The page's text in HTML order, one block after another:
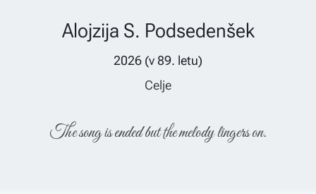
Alojzija S. Podsedenšek
2026 (v 89. letu)
Celje
The song is ended but the melody lingers on.